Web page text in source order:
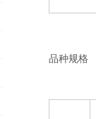
品种规格